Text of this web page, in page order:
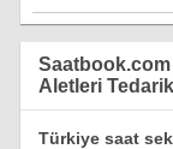
Saatbook.com
Aletleri
Türkiye saat